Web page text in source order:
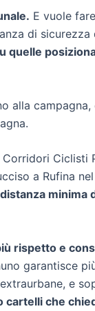
E vuole
di
a Rufina
rispetto e
garantisce
e
cartelli che